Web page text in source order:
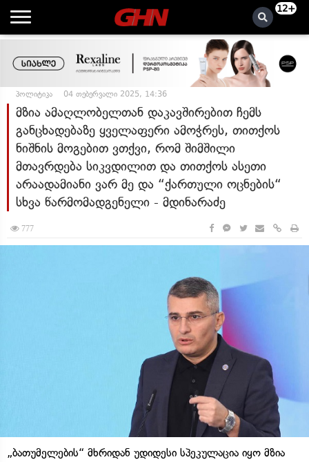
12+
პოლიტიკა 04 თებერვალი 2025, 14:36
მზია ამაღლობელთან დაკავშირებით ჩემს
განცხადებაზე ყველაფერი ამოჭრეს, თითქოს
ნიშნის მოგებით ვთქვი, რომ შიმშილი
მთავრდება სიკვდილით და თითქოს ასეთი
არაადამიანი ვარ მე და “ქართული ოცნების“
სხვა წარმომადგენელი - მდინარაძე
777
„ბათუმელების“ მხრიდან უდიდესი სპეკულაცია იყო მზია